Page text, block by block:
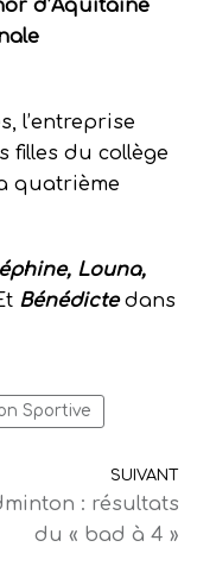
d’Aquitaine
l’entreprise
filles du collège
quatrième
Louna,
Bénédictedans
Sportive
SUIVANT
: résultats
du « bad à 4 »